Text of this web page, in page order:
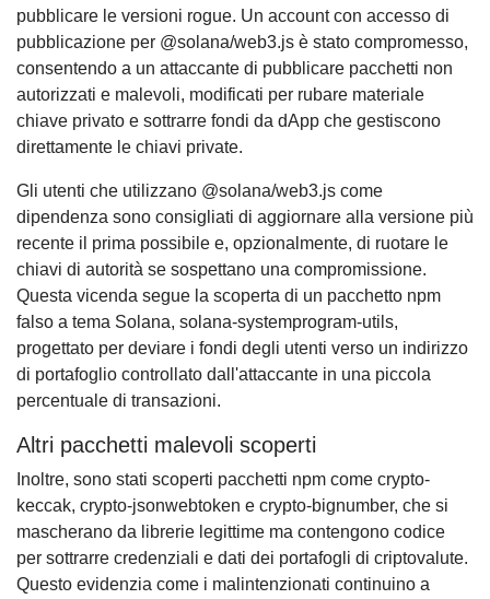
pubblicare le versioni rogue. Un account con accesso di
pubblicazione per @solana/web3.js è stato compromesso,
consentendo a un attaccante di pubblicare pacchetti non
autorizzati e malevoli, modificati per rubare materiale
chiave privato e sottrarre fondi da dApp che gestiscono
direttamente le chiavi private.
Gli utenti che utilizzano @solana/web3.js come
dipendenza sono consigliati di aggiornare alla versione più
recente il prima possibile e, opzionalmente, di ruotare le
chiavi di autorità se sospettano una compromissione.
Questa vicenda segue la scoperta di un pacchetto npm
falso a tema Solana, solana-systemprogram-utils,
progettato per deviare i fondi degli utenti verso un indirizzo
di portafoglio controllato dall'attaccante in una piccola
percentuale di transazioni.
Altri pacchetti malevoli scoperti
Inoltre, sono stati scoperti pacchetti npm come crypto-
keccak, crypto-jsonwebtoken e crypto-bignumber, che si
mascherano da librerie legittime ma contengono codice
per sottrarre credenziali e dati dei portafogli di criptovalute.
Questo evidenzia come i malintenzionati continuino a